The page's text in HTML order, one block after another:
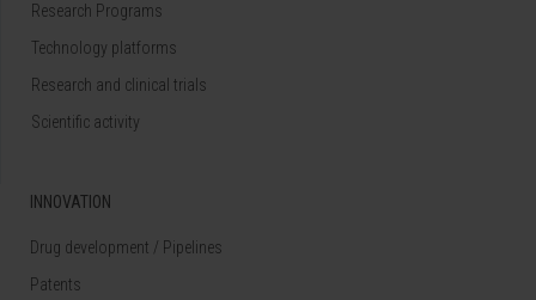
Research Programs
Technology platforms
Research and clinical trials
Scientific activity
INNOVATION
Drug development / Pipelines
Patents